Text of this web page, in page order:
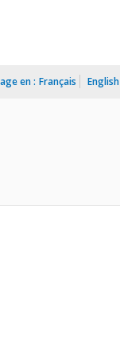
en : Français English